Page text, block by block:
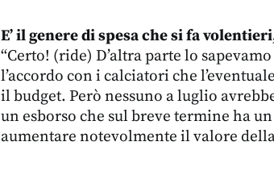
E’ il genere di spesa che si fa
“Certo! (ride) D’altra parte lo
l’accordo con i calciatori che
il budget. Però nessuno a luglio
un esborso che sul breve termine ha
aumentare notevolmente il valore della